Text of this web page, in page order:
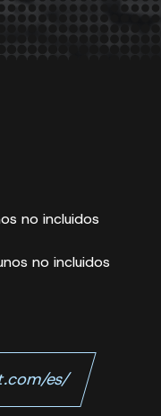
no incluidos
no incluidos
es/